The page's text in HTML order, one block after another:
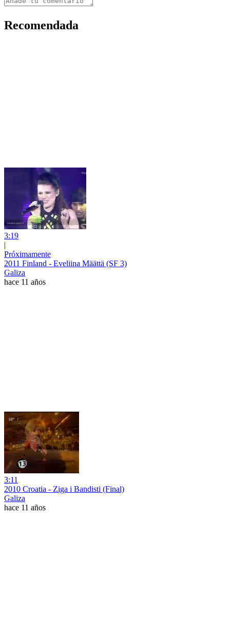
Recomendada
3:19
|
Próximamente
2011 Finland - Eveliina Määttä (SF 3)
Galiza
hace 11 años
3:11
2010 Croatia - Ziga i Bandisti (Final)
Galiza
hace 11 años